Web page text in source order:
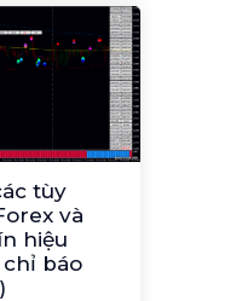
tùy
và
hiệu
chỉ báo